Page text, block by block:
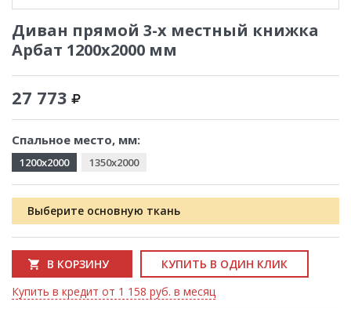
Диван прямой 3-х местный книжка
Арбат 1200x2000 мм
27 773
Спальное место, мм:
1200x2000 1350x2000
Выберите основную ткань
В КОРЗИНУ
КУПИТЬ В ОДИН КЛИК
Купить в кредит от 1 158 руб. в месяц